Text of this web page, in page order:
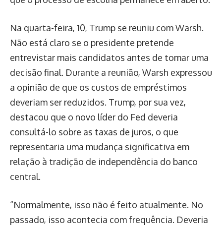
Na quarta-feira, 10, Trump se reuniu com Warsh.
Não está claro se o presidente pretende
entrevistar mais candidatos antes de tomar uma
decisão final. Durante a reunião, Warsh expressou
a opinião de que os custos de empréstimos
deveriam ser reduzidos. Trump, por sua vez,
destacou que o novo líder do Fed deveria
consultá-lo sobre as taxas de juros, o que
representaria uma mudança significativa em
relação à tradição de independência do banco
central.
“Normalmente, isso não é feito atualmente. No
passado, isso acontecia com frequência. Deveria